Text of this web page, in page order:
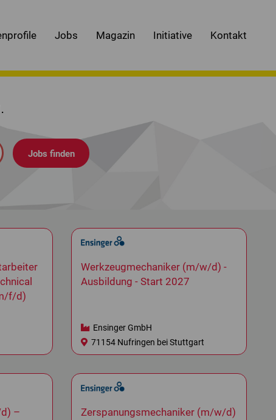
Jobs Magazin Initiative Kontakt
f/d)
Werkzeugmechaniker (m/w/d) -
Ausbildung - Start 2027
Ensinger GmbH
71154 Nufringen bei Stuttgart
–
Zerspanungsmechaniker (m/w/d)